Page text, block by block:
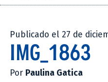
Publicado el 27 de
IMG_1863
Por Paulina Gatica